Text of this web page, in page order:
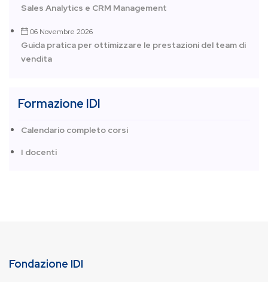
Sales Analytics e CRM Management
06 Novembre 2026
Guida pratica per ottimizzare le prestazioni del team di
vendita
Formazione IDI
Calendario completo corsi
I docenti
Fondazione IDI